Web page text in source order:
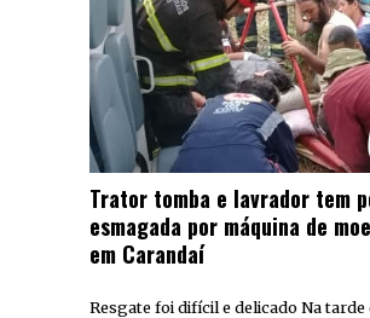
Trator tomba e lavrador tem
esmagada por máquina de
em Carandaí
Resgate foi difícil e delicado Na tarde